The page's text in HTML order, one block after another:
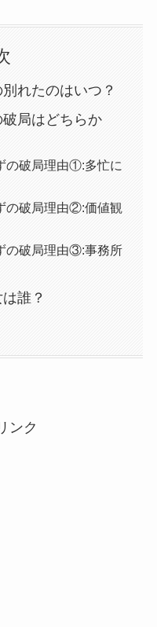
れたのはいつ？
局はどちらか
の破局理由①:多忙に
の破局理由②:価値観
の破局理由③:事務所
誰？
ンク